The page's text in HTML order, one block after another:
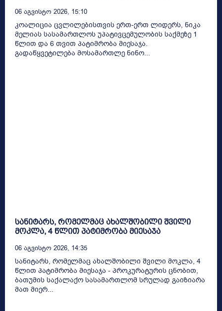
06 Აგვისტო 2026, 15:10
კოალიცია ცვლილებისთვის ერთ-ერთ ლიდერს, ნიკა
მელიას სასამართლოს უპატივცემულობის საქმეზე 1
წლით და 6 თვით პატიმრობა მიესაჯა.
გადაწყვეტილება მოსამართლე ნინო...
სანიტარს, რომელმაც ახალშობილი შვილი
მოკლა, 4 წლით პატიმრობა მიესაჯა
06 Აგვისტო 2026, 14:35
სანიტარს, რომელმაც ახალშობილი შვილი მოკლა, 4
წლით პატიმრობა მიესაჯა - პროკურატურის ცნობით,
ბათუმის საქალაქო სასამართლომ სრულად გაიზიარა
მათ მიერ...